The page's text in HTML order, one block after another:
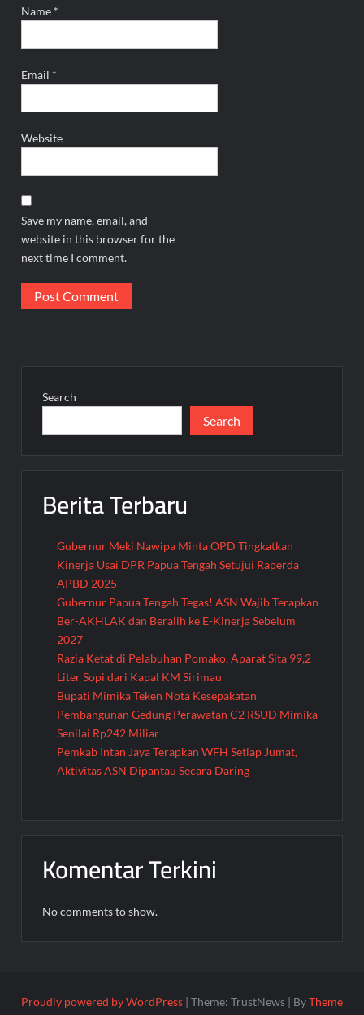
Name *
Email *
Website
Save my name, email, and
website in this browser for the
next time I comment.
Search
Search
Berita Terbaru
Gubernur Meki Nawipa Minta OPD Tingkatkan
Kinerja Usai DPR Papua Tengah Setujui Raperda
APBD 2025
Gubernur Papua Tengah Tegas! ASN Wajib Terapkan
Ber-AKHLAK dan Beralih ke E-Kinerja Sebelum
2027
Razia Ketat di Pelabuhan Pomako, Aparat Sita 99,2
Liter Sopi dari Kapal KM Sirimau
Bupati Mimika Teken Nota Kesepakatan
Pembangunan Gedung Perawatan C2 RSUD Mimika
Senilai Rp242 Miliar
Pemkab Intan Jaya Terapkan WFH Setiap Jumat,
Aktivitas ASN Dipantau Secara Daring
Komentar Terkini
No comments to show.
Proudly powered by WordPress | Theme: TrustNews | ByTheme